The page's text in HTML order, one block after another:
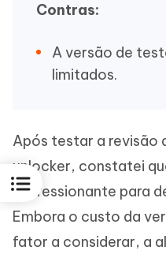
Contras:
A versão de
limitados.
Após testar a revisão
unlocker, constatei
impressionante para
Embora o custo da
fator a considerar, a